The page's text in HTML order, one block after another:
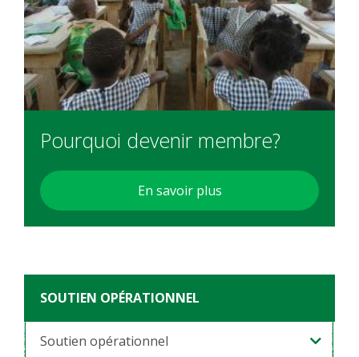
Pourquoi devenir membre?
En savoir plus
SOUTIEN OPÉRATIONNEL
Soutien opérationnel